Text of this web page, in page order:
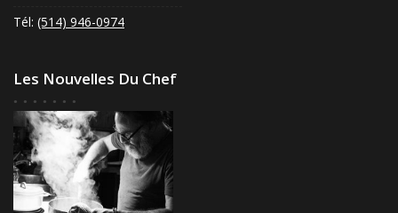
Tél: (514) 946-0974
Les Nouvelles Du Chef